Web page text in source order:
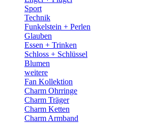
Sport
Technik
Funkelstein + Perlen
Glauben
Essen + Trinken
Schloss + Schlüssel
Blumen
weitere
Fan Kollektion
Charm Ohrringe
Charm Träger
Charm Ketten
Charm Armband